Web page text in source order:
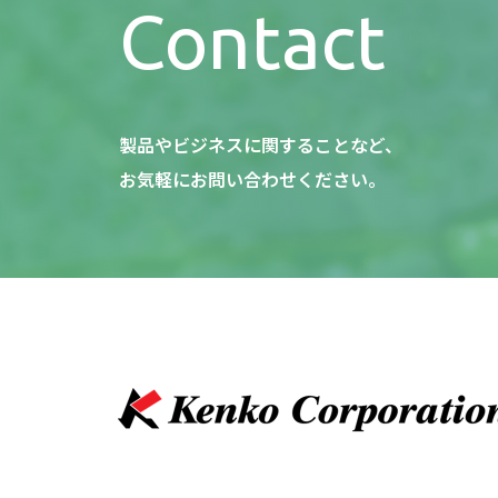
Contact
製品やビジネスに関することなど、
お気軽にお問い合わせください。